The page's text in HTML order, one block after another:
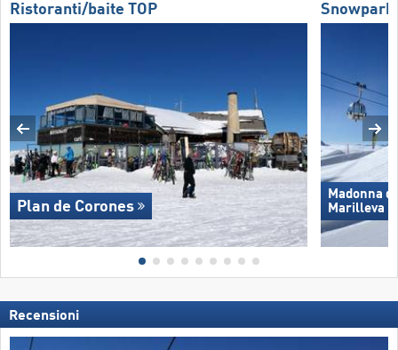
Ristoranti/baite TOP
Plan de Corones
Madonna
Marilleva
Recensioni